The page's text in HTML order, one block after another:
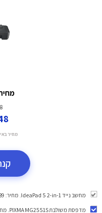
₪
מחיר
מחשב נייד IdeaPad 5 2-in-1. מחיר: 4,989 ₪.
מדפסת משולבת PIXMA MG2551S
. מחיר: 59 ₪